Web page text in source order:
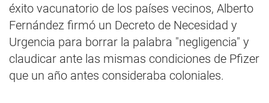
éxito vacunatorio de los países vecinos, Alberto
Fernández firmó un Decreto de Necesidad y
Urgencia para borrar la palabra "negligencia" y
claudicar ante las mismas condiciones de Pfizer
que un año antes consideraba coloniales.